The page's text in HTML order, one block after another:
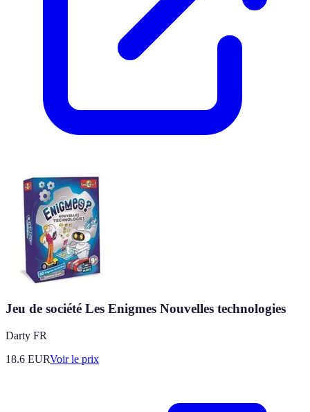
Jeu de société Les Enigmes Nouvelles technologies
Darty FR
18.6 EURVoir le prix